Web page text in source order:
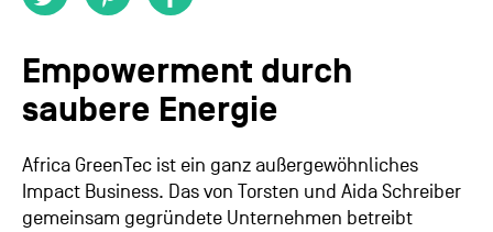
Empowerment durch
saubere Energie
Africa GreenTec ist ein ganz außergewöhnliches
Impact Business. Das von Torsten und Aida Schreiber
gemeinsam gegründete Unternehmen betreibt